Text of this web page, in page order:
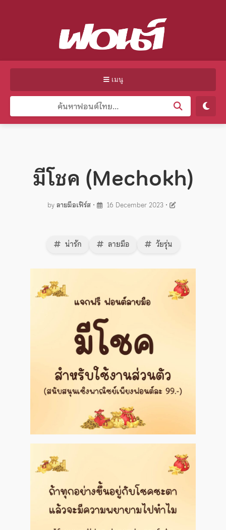
เมนู
มีโชค (Mechokh)
byลายมือเฟิร์ส • 16 December 2023 •
น่ารัก ลายมือ วัยรุ่น